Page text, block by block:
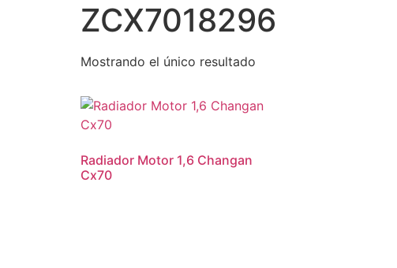
ZCX7018296
Mostrando el único resultado
Radiador Motor 1,6 Changan
Cx70